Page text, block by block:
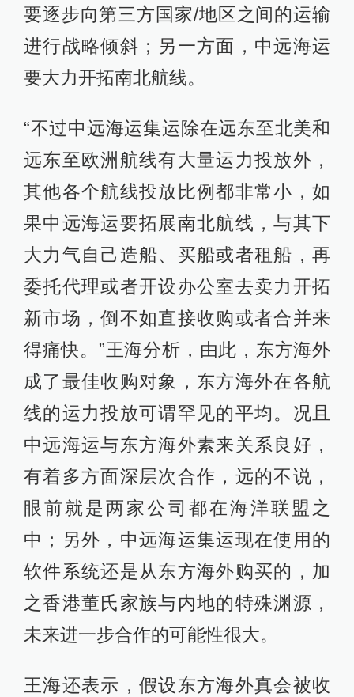
要逐步向第三方国家/地区之间的运输
进行战略倾斜；另一方面，中远海运
要大力开拓南北航线。
“不过中远海运集运除在远东至北美和
远东至欧洲航线有大量运力投放外，
其他各个航线投放比例都非常小，如
果中远海运要拓展南北航线，与其下
大力气自己造船、买船或者租船，再
委托代理或者开设办公室去卖力开拓
新市场，倒不如直接收购或者合并来
得痛快。”王海分析，由此，东方海外
成了最佳收购对象，东方海外在各航
线的运力投放可谓罕见的平均。况且
中远海运与东方海外素来关系良好，
有着多方面深层次合作，远的不说，
眼前就是两家公司都在海洋联盟之
中；另外，中远海运集运现在使用的
软件系统还是从东方海外购买的，加
之香港董氏家族与内地的特殊渊源，
未来进一步合作的可能性很大。
王海还表示，假设东方海外真会被收